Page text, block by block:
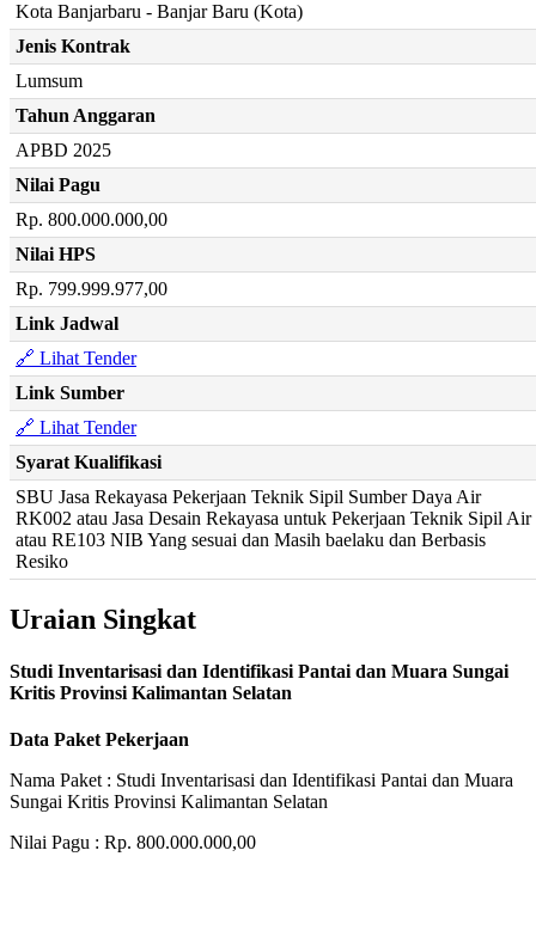
Kota Banjarbaru - Banjar Baru (Kota)
Jenis Kontrak
Lumsum
Tahun Anggaran
APBD 2025
Nilai Pagu
Rp. 800.000.000,00
Nilai HPS
Rp. 799.999.977,00
Link Jadwal
🔗 Lihat Tender
Link Sumber
🔗 Lihat Tender
Syarat Kualifikasi
SBU Jasa Rekayasa Pekerjaan Teknik Sipil Sumber Daya Air
RK002 atau Jasa Desain Rekayasa untuk Pekerjaan Teknik Sipil Air
atau RE103 NIB Yang sesuai dan Masih baelaku dan Berbasis
Resiko
Uraian Singkat
Studi Inventarisasi dan Identifikasi Pantai dan Muara Sungai
Kritis Provinsi Kalimantan Selatan
Data Paket Pekerjaan
Nama Paket : Studi Inventarisasi dan Identifikasi Pantai dan Muara
Sungai Kritis Provinsi Kalimantan Selatan
Nilai Pagu : Rp. 800.000.000,00